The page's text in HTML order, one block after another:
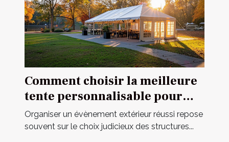
Comment choisir la meilleure
tente personnalisable pour
votre événement
Organiser un évènement extérieur réussi repose
souvent sur le choix judicieux des structures...